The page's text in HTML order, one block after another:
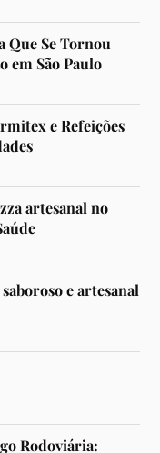
Que Se Tornou
em São Paulo
e Refeições
artesanal no
e artesanal
Rodoviária: